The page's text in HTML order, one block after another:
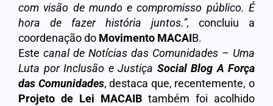
com visão de mundo e compromisso público. É
hora de fazer história juntos.”, concluiu a
coordenação do Movimento MACAIB.
Este canal de Notícias das Comunidades – Uma
Luta por Inclusão e Justiça Social Blog A Força
das Comunidades, destaca que, recentemente, o
Projeto de Lei MACAIB também foi acolhido